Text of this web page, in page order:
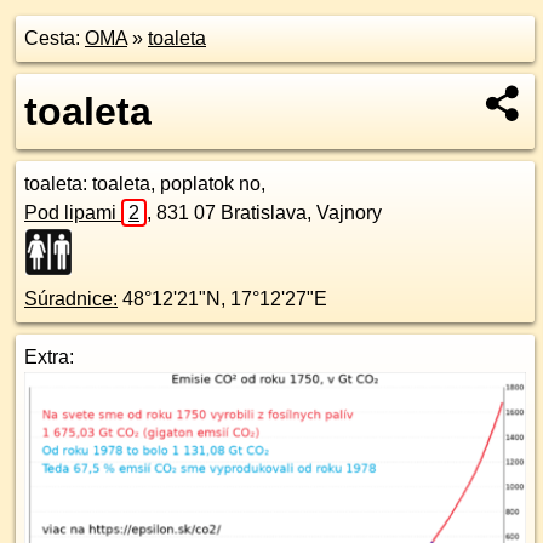
Cesta: OMA» toaleta
toaleta
toaleta: toaleta, poplatok no,
Pod lipami
2 , 831 07 Bratislava, Vajnory
Súradnice: 48°12'21"N , 17°12'27"E
Extra: